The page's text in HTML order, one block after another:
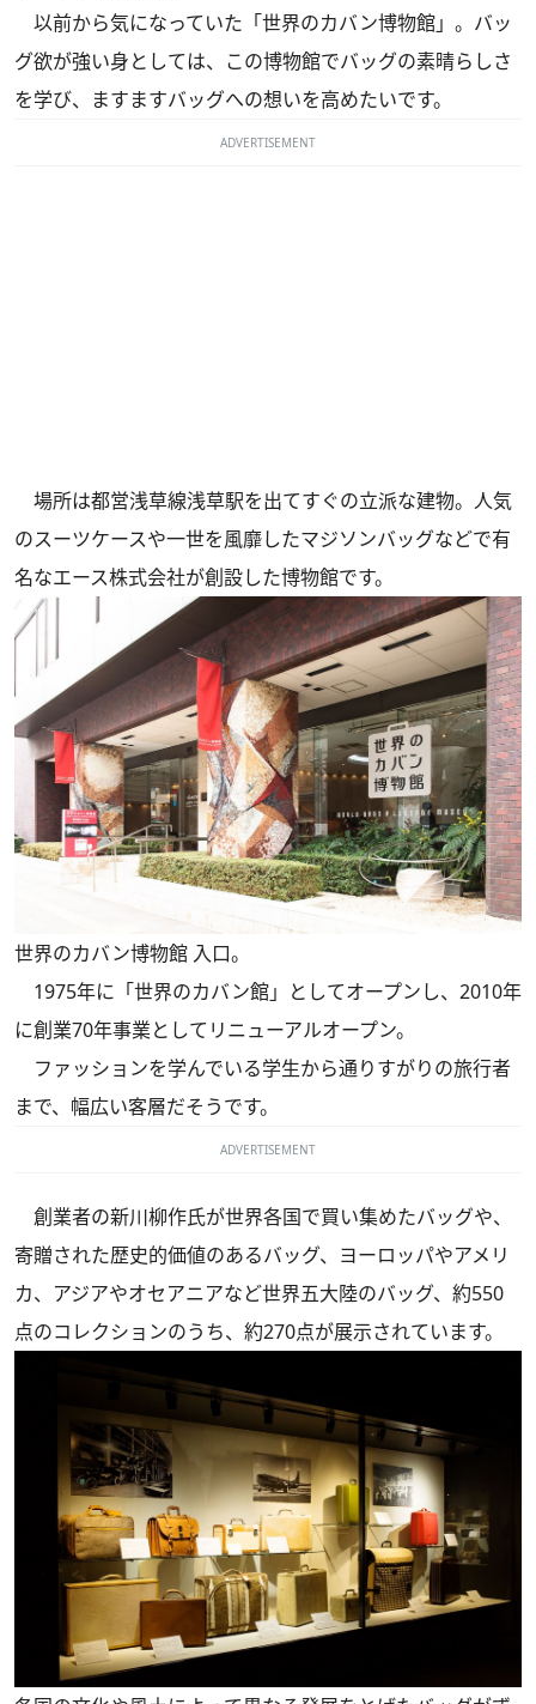
以前から気になっていた「世界のカバン博物館」。バッ
グ欲が強い身としては、この博物館でバッグの素晴らしさ
を学び、ますますバッグへの想いを高めたいです。
ADVERTISEMENT
場所は都営浅草線浅草駅を出てすぐの立派な建物。人気
のスーツケースや一世を風靡したマジソンバッグなどで有
名なエース株式会社が創設した博物館です。
世界のカバン博物館 入口。
1975年に「世界のカバン館」としてオープンし、2010年
に創業70年事業としてリニューアルオープン。
ファッションを学んでいる学生から通りすがりの旅行者
まで、幅広い客層だそうです。
ADVERTISEMENT
創業者の新川柳作氏が世界各国で買い集めたバッグや、
寄贈された歴史的価値のあるバッグ、ヨーロッパやアメリ
カ、アジアやオセアニアなど世界五大陸のバッグ、約550
点のコレクションのうち、約270点が展示されています。